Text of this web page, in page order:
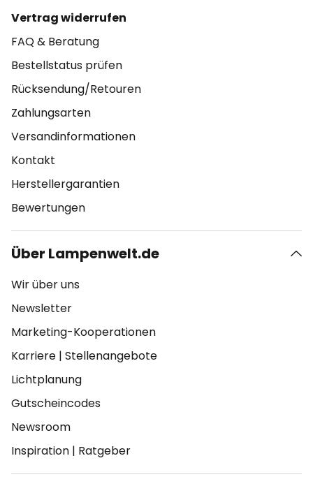
Vertrag widerrufen
FAQ & Beratung
Bestellstatus prüfen
Rücksendung/Retouren
Zahlungsarten
Versandinformationen
Kontakt
Herstellergarantien
Bewertungen
Über Lampenwelt.de
Wir über uns
Newsletter
Marketing-Kooperationen
Karriere | Stellenangebote
Lichtplanung
Gutscheincodes
Newsroom
Inspiration | Ratgeber